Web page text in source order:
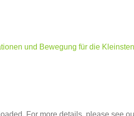
und Bewegung für die Kleinsten
For more details, please see